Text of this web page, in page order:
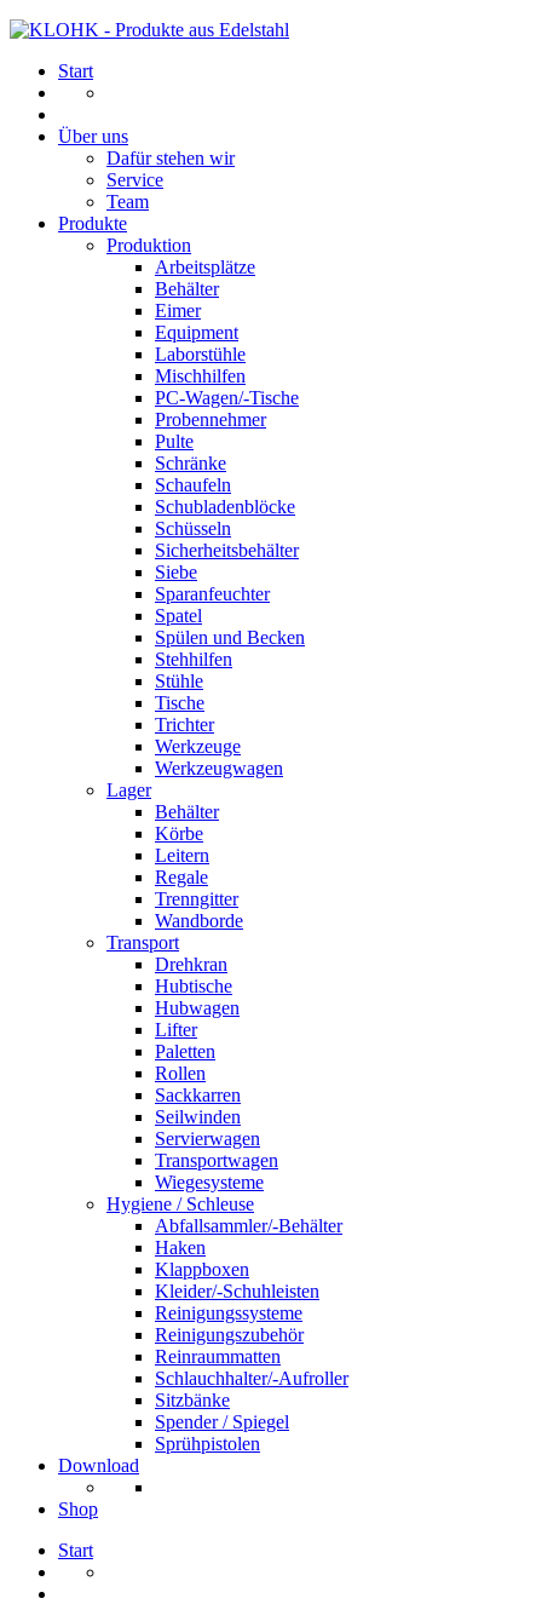
Start
Über uns
Dafür stehen wir
Service
Team
Produkte
Produktion
Arbeitsplätze
Behälter
Eimer
Equipment
Laborstühle
Mischhilfen
PC-Wagen/-Tische
Probennehmer
Pulte
Schränke
Schaufeln
Schubladenblöcke
Schüsseln
Sicherheitsbehälter
Siebe
Sparanfeuchter
Spatel
Spülen und Becken
Stehhilfen
Stühle
Tische
Trichter
Werkzeuge
Werkzeugwagen
Lager
Behälter
Körbe
Leitern
Regale
Trenngitter
Wandborde
Transport
Drehkran
Hubtische
Hubwagen
Lifter
Paletten
Rollen
Sackkarren
Seilwinden
Servierwagen
Transportwagen
Wiegesysteme
Hygiene / Schleuse
Abfallsammler/-Behälter
Haken
Klappboxen
Kleider/-Schuhleisten
Reinigungssysteme
Reinigungszubehör
Reinraummatten
Schlauchhalter/-Aufroller
Sitzbänke
Spender / Spiegel
Sprühpistolen
Download
Shop
Start